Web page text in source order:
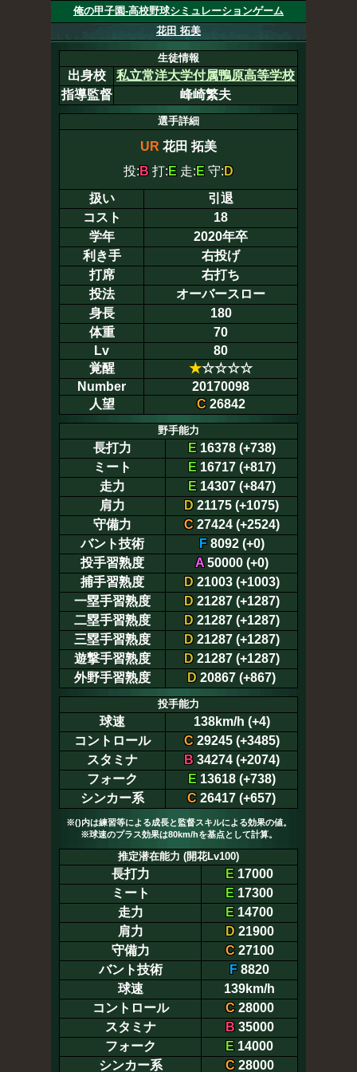
俺の甲子園-高校野球シミュレーションゲーム
花田 拓美
生徒情報
出身校
私立常洋大学付属鴨原高等学校
指導監督
峰崎繁夫
選手詳細
UR 花田 拓美
投: B 打: E 走: E 守: D
扱い
引退
コスト
18
学年
2020年卒
利き手
右投げ
打席
右打ち
投法
オーバースロー
身長
180
体重
70
Lv
80
覚醒
★☆☆☆☆
Number
20170098
人望
C26842
野手能力
長打力 E16378 (+738)
ミート
E16717 (+817)
走力
E14307 (+847)
肩力
D 21175 (+1075)
守備力
C27424 (+2524)
バント技術
F8092 (+0)
投手習熟度
A50000 (+0)
捕手習熟度
D21003 (+1003)
一塁手習熟度
D21287 (+1287)
二塁手習熟度
D21287 (+1287)
三塁手習熟度
D21287 (+1287)
遊撃手習熟度
D21287 (+1287)
外野手習熟度
D 20867 (+867)
投手能力
球速
138km/h (+4)
コントロール
C29245 (+3485)
スタミナ
B34274 (+2074)
フォーク
E13618 (+738)
シンカー系
C 26417 (+657)
※()内は練習等による成長と監督スキルによる効果の値。
※球速のプラス効果は80km/hを基点として計算。
推定潜在能力 (開花Lv100)
長打力 E 17000
ミート
E 17300
走力
E 14700
肩力
D21900
守備力
C27100
バント技術
F 8820
球速
139km/h
コントロール
C28000
スタミナ
B35000
フォーク
E 14000
シンカー系
C28000